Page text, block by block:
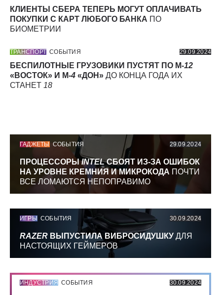
КЛИЕНТЫ СБЕРА ТЕПЕРЬ МОГУТ ОПЛАЧИВАТЬ
ПОКУПКИ С КАРТ ЛЮБОГО БАНКА ПО
БИОМЕТРИИ
ТРАНСПОРТ СОБЫТИЯ 29.09.2024
БЕСПИЛОТНЫЕ ГРУЗОВИКИ ПУСТЯТ ПО М-12
«ВОСТОК» И М-4 «ДОН» ДО КОНЦА ГОДА ИХ
СТАНЕТ 18
ГАДЖЕТЫ СОБЫТИЯ 29.09.2024
ПРОЦЕССОРЫINTELСБОЯТ ИЗ-ЗА ОШИБОК
НА УРОВНЕ КРЕМНИЯ И МИКРОКОДА ПОЧТИ
ВСЕ ЛОМАЮТСЯ НЕПОПРАВИМО
ИГРЫ СОБЫТИЯ 30.09.2024
RAZER ВЫПУСТИЛА ВИБРОСИДУШКУ ДЛЯ
НАСТОЯЩИХ ГЕЙМЕРОВ
ИНДУСТРИЯ СОБЫТИЯ 30.09.2024